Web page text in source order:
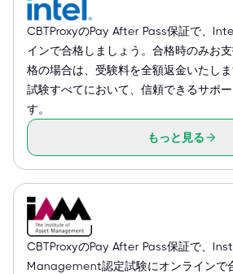
CBTProxyのPay After Pass保証で、
インで合格しましょう。合格時のみお
格の場合は、受験料を全額返金いたし
試験すべてにおいて、信頼できるサポ
す。
もっと見る
CBTProxyのPay After Pass保証で、
Management認定試験にオンラインで